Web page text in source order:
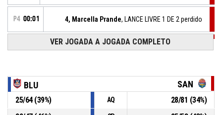
P4 00:01 4, Marcella Prande, LANCE LIVRE 1 DE 2 perdido
4, Marcella Prande , FALTA RECEBIDA
14, Mel Oliveira, FALTA PESSOAL
P4 00:01 13, Isinha Cristina , REBOTE DEFENSIVO
VER JOGADA A JOGADA COMPLETO
BLU SAN
25/64(39%) AQ 28/81 (34%)